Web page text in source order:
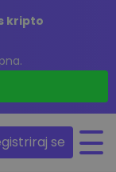
kripto
se